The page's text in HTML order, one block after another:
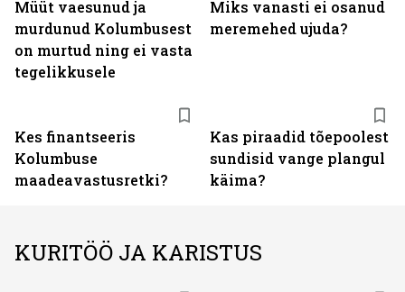
Müüt vaesunud ja
murdunud Kolumbusest
on murtud ning ei vasta
tegelikkusele
Miks vanasti ei osanud
meremehed ujuda?
Kes finantseeris
Kolumbuse
maadeavastusretki?
Kas piraadid tõepoolest
sundisid vange plangul
käima?
KURITÖÖ JA KARISTUS